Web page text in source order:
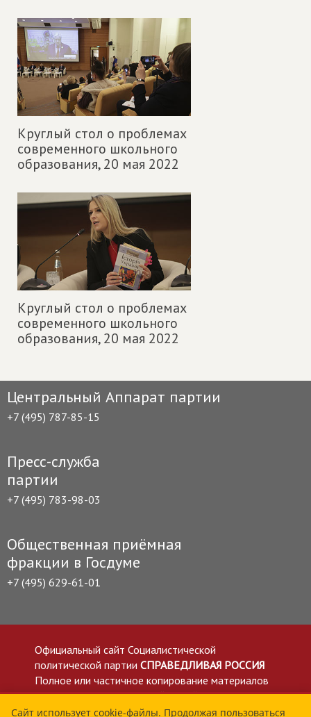
Круглый стол о проблемах
современного школьного
образования,20 мая 2022
Круглый стол о проблемах
современного школьного
образования,20 мая 2022
Центральный Аппарат партии
+7 (495) 787-85-15
Пресс-служба
партии
+7 (495) 783-98-03
Общественная приёмная
фракции в Госдуме
+7 (495) 629-61-01
Официальный сайт Социалистической
политической партии СПРАВЕДЛИВАЯ РОССИЯ
Полное или частичное копирование материалов
приветствуется со ссылкой на сайт spravedlivo.ru
Политика в отношении обработки персональных
Сайт использует cookie-файлы. Продолжая пользоваться